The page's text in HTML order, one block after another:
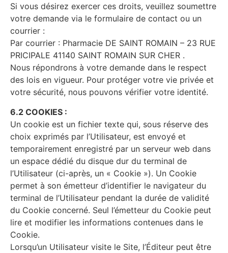
Si vous désirez exercer ces droits, veuillez soumettre
votre demande via le formulaire de contact ou un
courrier :
Par courrier : Pharmacie DE SAINT ROMAIN – 23 RUE
PRICIPALE 41140 SAINT ROMAIN SUR CHER .
Nous répondrons à votre demande dans le respect
des lois en vigueur. Pour protéger votre vie privée et
votre sécurité, nous pouvons vérifier votre identité.
6.2 COOKIES :
Un cookie est un fichier texte qui, sous réserve des
choix exprimés par l’Utilisateur, est envoyé et
temporairement enregistré par un serveur web dans
un espace dédié du disque dur du terminal de
l’Utilisateur (ci-après, un « Cookie »). Un Cookie
permet à son émetteur d’identifier le navigateur du
terminal de l’Utilisateur pendant la durée de validité
du Cookie concerné. Seul l’émetteur du Cookie peut
lire et modifier les informations contenues dans le
Cookie.
Lorsqu’un Utilisateur visite le Site, l’Éditeur peut être